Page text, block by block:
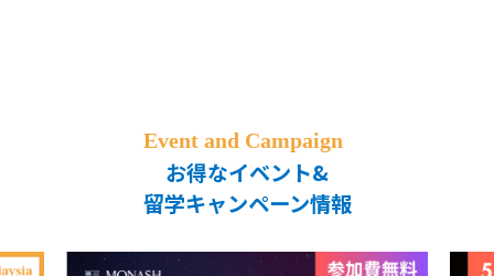
お得なイベント&
留学キャンペーン情報